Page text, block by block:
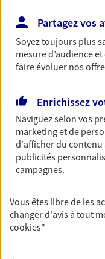
protéger votre
vous-même et votre
Achat immobilier,
Autant de moments
d'assurance et
cohérent avec vos
épargne
De nombreuses
Partagez vos
Soyez toujours plus
mesure d’audience
faire évoluer nos
Enrichissez
Naviguez selon vos
marketing et de
d'afficher du contenu
publicités
campagnes.
Vous êtes libre de les
changer d'avis à tout
cookies"